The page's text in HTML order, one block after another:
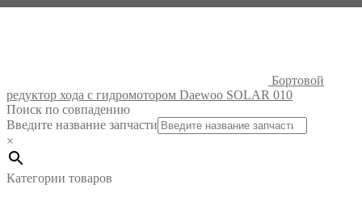
Бортовой
редуктор хода с гидромотором Daewoo SOLAR 010
Поиск по совпадению
Введите название запчасти
×
Категории товаров